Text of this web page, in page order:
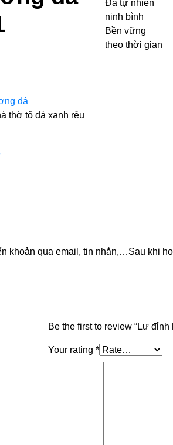
đá
thờ tổ đá xanh rêu
Đá tự nhiên
ninh bình
Bền vững
theo thời gian
qua email, tin nhắn,…Sau khi
Be the first to review “Lư
Your rating*